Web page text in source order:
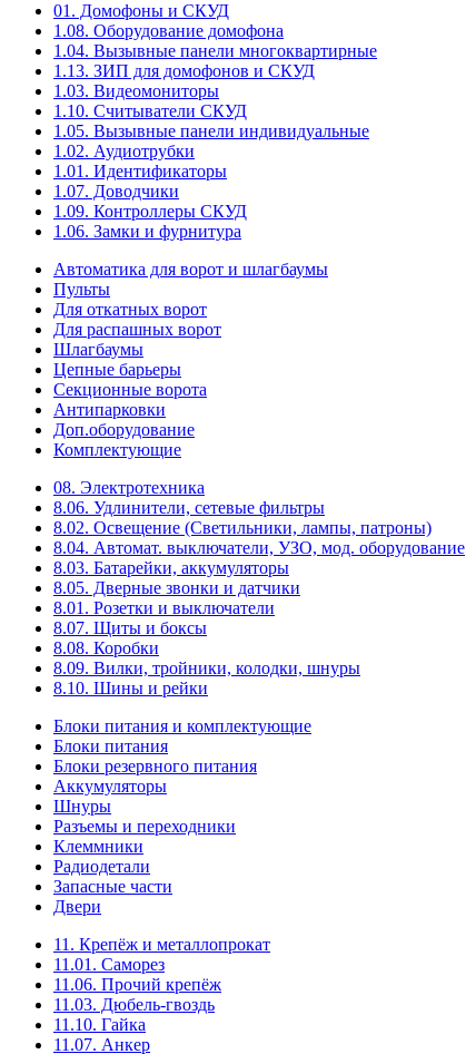
01. Домофоны и СКУД
1.08. Оборудование домофона
1.04. Вызывные панели многоквартирные
1.13. ЗИП для домофонов и СКУД
1.03. Видеомониторы
1.10. Считыватели СКУД
1.05. Вызывные панели индивидуальные
1.02. Аудиотрубки
1.01. Идентификаторы
1.07. Доводчики
1.09. Контроллеры СКУД
1.06. Замки и фурнитура
Автоматика для ворот и шлагбаумы
Пульты
Для откатных ворот
Для распашных ворот
Шлагбаумы
Цепные барьеры
Секционные ворота
Антипарковки
Доп.оборудование
Комплектующие
08. Электротехника
8.06. Удлинители, сетевые фильтры
8.02. Освещение (Светильники, лампы, патроны)
8.04. Автомат. выключатели, УЗО, мод. оборудование
8.03. Батарейки, аккумуляторы
8.05. Дверные звонки и датчики
8.01. Розетки и выключатели
8.07. Щиты и боксы
8.08. Коробки
8.09. Вилки, тройники, колодки, шнуры
8.10. Шины и рейки
Блоки питания и комплектующие
Блоки питания
Блоки резервного питания
Аккумуляторы
Шнуры
Разъемы и переходники
Клеммники
Радиодетали
Запасные части
Двери
11. Крепёж и металлопрокат
11.01. Саморез
11.06. Прочий крепёж
11.03. Дюбель-гвоздь
11.10. Гайка
11.07. Анкер